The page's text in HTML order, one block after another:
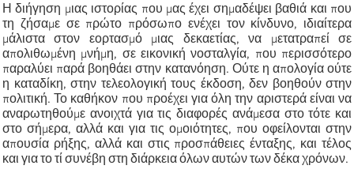
Η διήγηση μιας ιστορίας που μας έχει σημαδέψει βαθιά και που
τη ζήσαμε σε πρώτο πρόσωπο ενέχει τον κίνδυνο, ιδιαίτερα
μάλιστα στον εορτασμό μιας δεκαετίας, να μετατραπεί σε
απολιθωμένη μνήμη, σε εικονική νοσταλγία, που περισσότερο
παραλύει παρά βοηθάει στην κατανόηση. Ούτε η απολογία ούτε
η καταδίκη, στην τελεολογική τους έκδοση, δεν βοηθούν στην
πολιτική. Το καθήκον που προέχει για όλη την αριστερά είναι να
αναρωτηθούμε ανοιχτά για τις διαφορές ανάμεσα στο τότε και
στο σήμερα, αλλά και για τις ομοιότητες, που οφείλονται στην
απουσία ρήξης, αλλά και στις προσπάθειες ένταξης, και τέλος
και για το τί συνέβη στη διάρκεια όλων αυτών των δέκα χρόνων.